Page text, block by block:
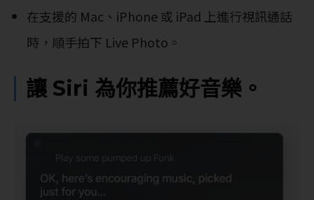
在支援的 Mac、iPhone 或 iPad 上進行視訊通話
時，順手拍下 Live Photo。
讓 Siri 為你推薦好音樂。